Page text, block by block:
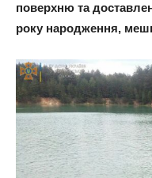
поверхню та
року народження,